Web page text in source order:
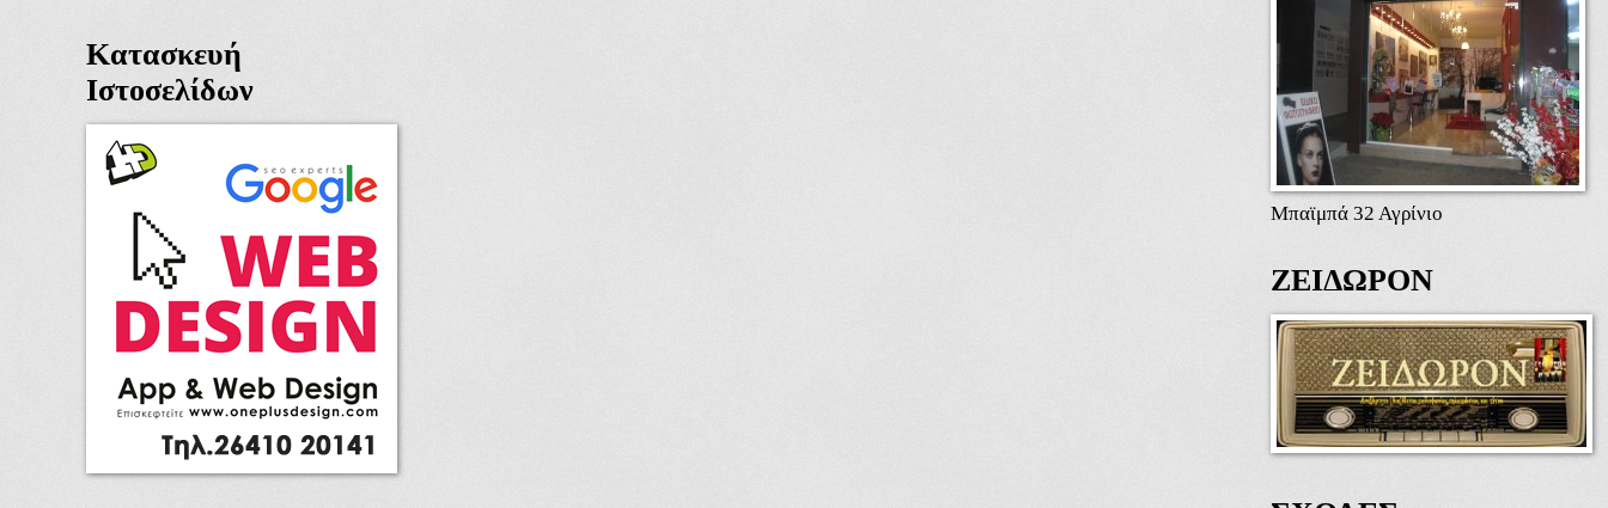
Κατασκευή
Ιστοσελίδων
Μπαϊμπά 32 Αγρίνιο
ΖΕΙΔΩΡΟΝ